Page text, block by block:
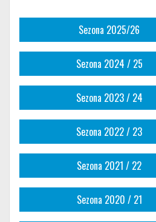
Sezona 2025/26
Sezona 2024 / 25
Sezona 2023 / 24
Sezona 2022 / 23
Sezona 2021 / 22
Sezona 2020 / 21